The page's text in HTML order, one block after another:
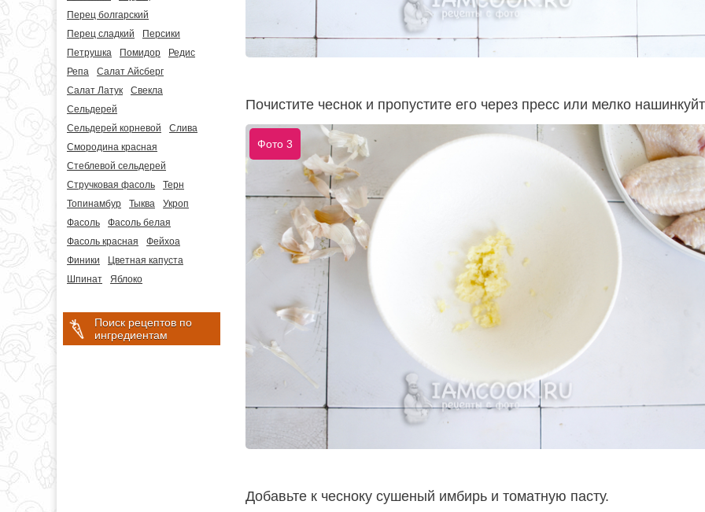
Перец болгарский
Перец сладкий
Персики
Петрушка
Помидор
Редис
Репа
Салат Айсберг
Салат Латук
Свекла
Сельдерей
Сельдерей корневой
Слива
Смородина красная
Стеблевой сельдерей
Стручковая фасоль
Терн
Топинамбур
Тыква
Укроп
Фасоль
Фасоль белая
Фасоль красная
Фейхоа
Финики
Цветная капуста
Шпинат
Яблоко
Поиск рецептов по
ингредиентам
Почистите чеснок и пропустите его через пресс или мелко
Фото 3
Добавьте к чесноку сушеный имбирь и томатную пасту.